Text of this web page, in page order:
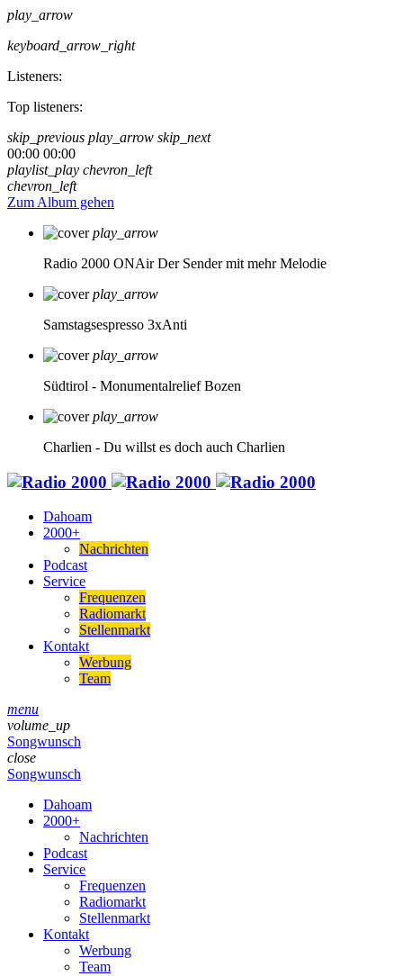
play_arrow
keyboard_arrow_right
Listeners:
Top listeners:
skip_previous play_arrow skip_next
00:00 00:00
playlist_play chevron_left
chevron_left
Zum Album gehen
play_arrow
Radio 2000 ONAir Der Sender mit mehr Melodie
play_arrow
Samstagsespresso 3xAnti
play_arrow
Südtirol - Monumentalrelief Bozen
play_arrow
Charlien - Du willst es doch auch Charlien
Dahoam
2000+
Nachrichten
Podcast
Service
Frequenzen
Radiomarkt
Stellenmarkt
Kontakt
Werbung
Team
menu
volume_up
Songwunsch
close
Songwunsch
Dahoam
2000+
Nachrichten
Podcast
Service
Frequenzen
Radiomarkt
Stellenmarkt
Kontakt
Werbung
Team